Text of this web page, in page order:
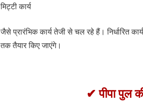
मिट्टी कार्य
जैसे प्रारंभिक कार्य तेजी से चल रहे हैं। निर्धारित
तक तैयार किए जाएंगे।
✔ पीपा पुल